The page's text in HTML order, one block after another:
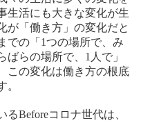
生活にも大きな変化が生
が「働き方」の変化だと
での「1つの場所で、み
らの場所で、1人で」
この変化は働き方の根底
。
Beforeコロナ世代は、